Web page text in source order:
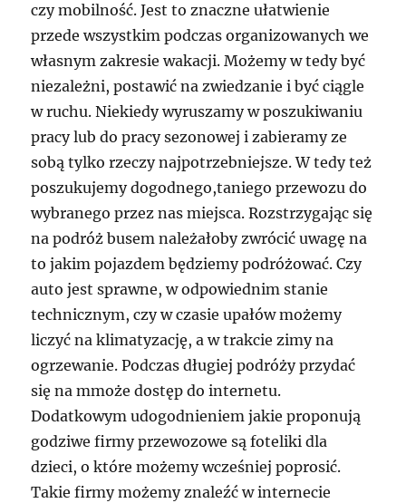
czy mobilność. Jest to znaczne ułatwienie
przede wszystkim podczas organizowanych we
własnym zakresie wakacji. Możemy w tedy być
niezależni, postawić na zwiedzanie i być ciągle
w ruchu. Niekiedy wyruszamy w poszukiwaniu
pracy lub do pracy sezonowej i zabieramy ze
sobą tylko rzeczy najpotrzebniejsze. W tedy też
poszukujemy dogodnego,taniego przewozu do
wybranego przez nas miejsca. Rozstrzygając się
na podróż busem należałoby zwrócić uwagę na
to jakim pojazdem będziemy podróżować. Czy
auto jest sprawne, w odpowiednim stanie
technicznym, czy w czasie upałów możemy
liczyć na klimatyzację, a w trakcie zimy na
ogrzewanie. Podczas długiej podróży przydać
się na mmoże dostęp do internetu.
Dodatkowym udogodnieniem jakie proponują
godziwe firmy przewozowe są foteliki dla
dzieci, o które możemy wcześniej poprosić.
Takie firmy możemy znaleźć w internecie